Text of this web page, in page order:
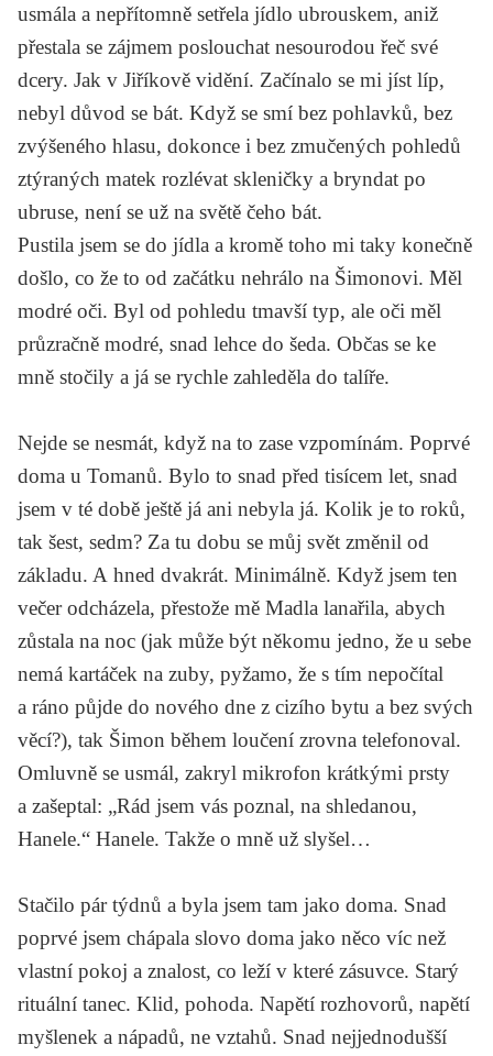
usmála a nepřítomně setřela jídlo ubrouskem, aniž
přestala se zájmem poslouchat nesourodou řeč své
dcery. Jak v Jiříkově vidění. Začínalo se mi jíst líp,
nebyl důvod se bát. Když se smí bez pohlavků, bez
zvýšeného hlasu, dokonce i bez zmučených pohledů
ztýraných matek rozlévat skleničky a bryndat po
ubruse, není se už na světě čeho bát.
Pustila jsem se do jídla a kromě toho mi taky konečně
došlo, co že to od začátku nehrálo na Šimonovi. Měl
modré oči. Byl od pohledu tmavší typ, ale oči měl
průzračně modré, snad lehce do šeda. Občas se ke
mně stočily a já se rychle zahleděla do talíře.
Nejde se nesmát, když na to zase vzpomínám. Poprvé
doma u Tomanů. Bylo to snad před tisícem let, snad
jsem v té době ještě já ani nebyla já. Kolik je to roků,
tak šest, sedm? Za tu dobu se můj svět změnil od
základu. A hned dvakrát. Minimálně. Když jsem ten
večer odcházela, přestože mě Madla lanařila, abych
zůstala na noc (jak může být někomu jedno, že u sebe
nemá kartáček na zuby, pyžamo, že s tím nepočítal
a ráno půjde do nového dne z cizího bytu a bez svých
věcí?), tak Šimon během loučení zrovna telefonoval.
Omluvně se usmál, zakryl mikrofon krátkými prsty
a zašeptal: „Rád jsem vás poznal, na shledanou,
Hanele.“ Hanele. Takže o mně už slyšel…
Stačilo pár týdnů a byla jsem tam jako doma. Snad
poprvé jsem chápala slovo doma jako něco víc než
vlastní pokoj a znalost, co leží v které zásuvce. Starý
rituální tanec. Klid, pohoda. Napětí rozhovorů, napětí
myšlenek a nápadů, ne vztahů. Snad nejjednodušší